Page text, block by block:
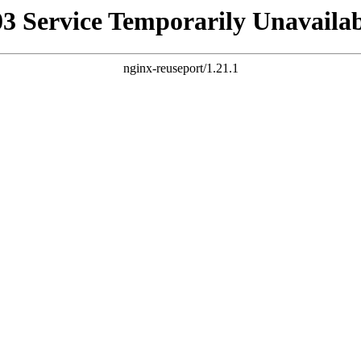
Service Temporarily
nginx-reuseport/1.21.1